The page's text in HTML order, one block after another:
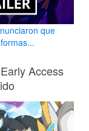
que
Access